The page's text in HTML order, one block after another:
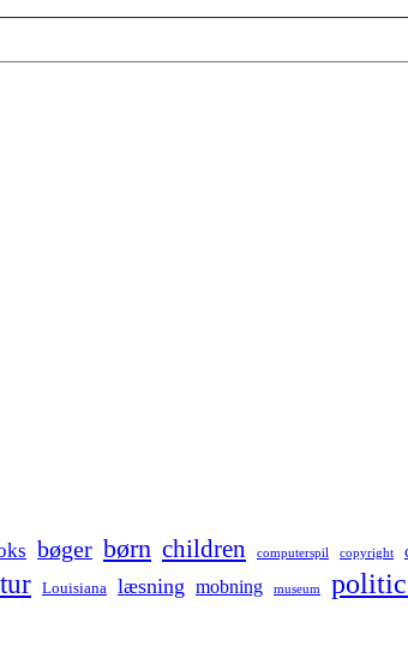
bøger børn children computerspil copyright
Louisiana læsning mobning museum